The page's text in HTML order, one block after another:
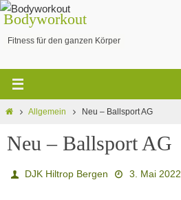
Bodyworkout
Fitness für den ganzen Körper
Allgemein Neu – Ballsport AG
Neu – Ballsport AG
DJK Hiltrop Bergen 3. Mai 2022